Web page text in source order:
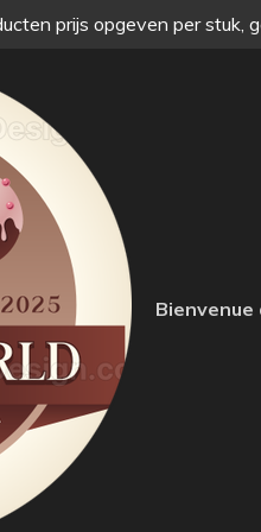
prijs opgeven per stuk,